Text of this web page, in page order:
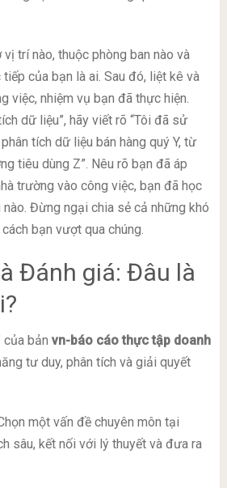
trí nào, thuộc phòng ban nào và
của bạn là ai. Sau đó, liệt kê và
việc, nhiệm vụ bạn đã thực hiện.
dữ liệu”, hãy viết rõ “Tôi đã sử
tích dữ liệu bán hàng quý Y, từ
tiêu dùng Z”. Nêu rõ bạn đã áp
trường vào công việc, bạn đã học
Đừng ngại chia sẻ cả những khó
bạn vượt qua chúng.
Đánh giá: Đâu là
của bản vn-báo cáo thực tập doanh
tư duy, phân tích và giải quyết
một vấn đề chuyên môn tại
sâu, kết nối với lý thuyết và đưa ra